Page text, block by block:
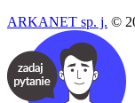
ARKANET sp. j. ©